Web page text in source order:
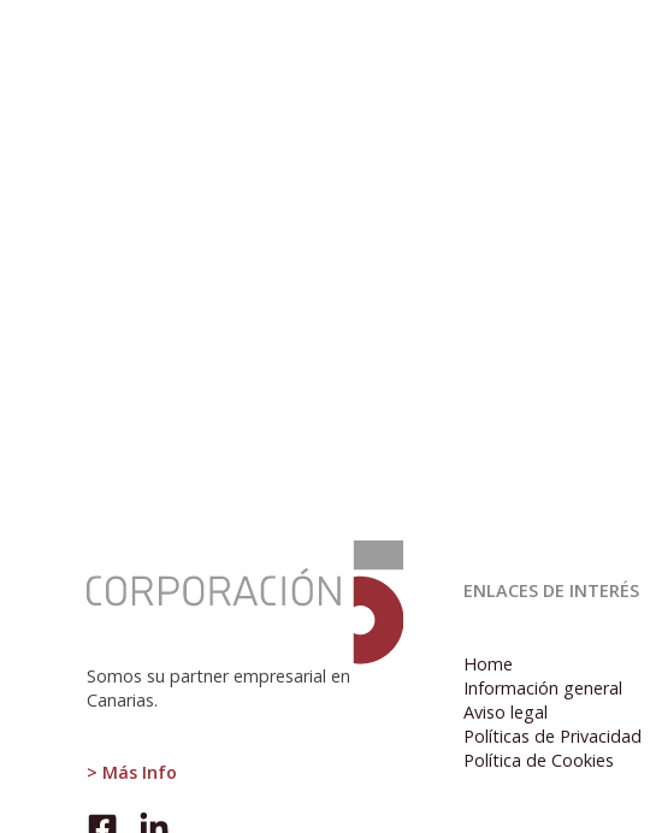
Somos su partner empresarial en
Canarias.
> Más Info
Sobre
las
ENLACES DE INTERÉS
Home
Información general
Aviso legal
Políticas de Privacidad
Política de Cookies